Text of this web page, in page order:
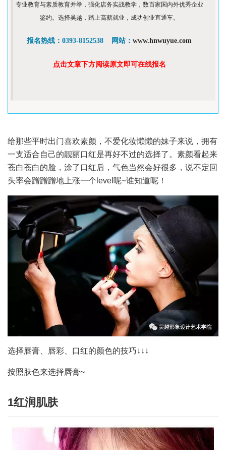
专业教育与素质教育并举，强化店务实战教学，数百家国内外优秀企业
鉴约。选择吴越，踏上高薪就业，成功创业直通车。
报名热线：0393-8152538    网站： www.hnwuyue.com
点击文章下方阅读原文即可在线报名
给那些平时出门喜欢素颜，不爱化妆懒懒的妹子来说，拥有
一支适合自己的靓丽口红是再好不过的选择了。素颜看起来
苍白苍白的脸，涂了口红后，气色当然会好很多，说不定回
头率会蹭蹭蹭地上涨一个level呢~谁知道呢！
选择唇膏、唇彩、口红的颜色的技巧↓↓↓
按照肤色来选择唇膏~
1红润肌肤